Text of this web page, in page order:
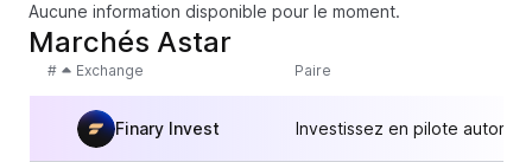
Aucune information disponible pour le moment.
Marchés Astar
# Exchange Paire
Finary Invest Investissez en pilote